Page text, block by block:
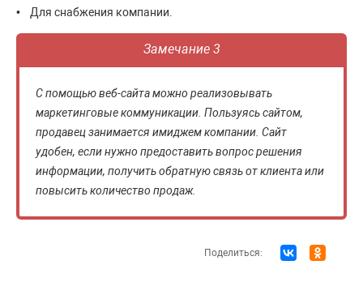
• Для снабжения компании.
Замечание 3
С помощью веб-сайта можно реализовывать
маркетинговые коммуникации. Пользуясь сайтом,
продавец занимается имиджем компании. Сайт
удобен, если нужно предоставить вопрос решения
информации, получить обратную связь от клиента или
повысить количество продаж.
Поделиться: